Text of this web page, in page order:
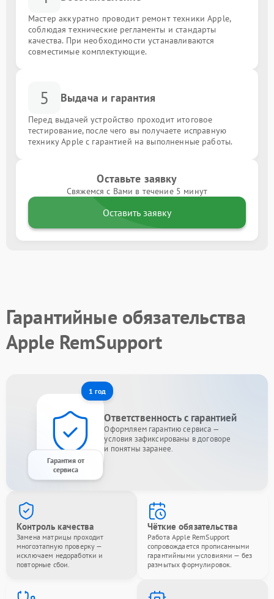
Мастер аккуратно проводит ремонт техники Apple,
соблюдая технические регламенты и стандарты
качества. При необходимости устанавливаются
совместимые комплектующие.
5 Выдача и гарантия
Перед выдачей устройство проходит итоговое
тестирование, после чего вы получаете исправную
технику Apple с гарантией на выполненные работы.
Оставьте заявку
Свяжемся с Вами в течение 5 минут
Оставить заявку
Гарантийные обязательства
Apple RemSupport
1 год
Гарантия от
сервиса
Ответственность с гарантией
Оформляем гарантию сервиса —
условия зафиксированы в договоре
и понятны заранее.
Контроль качества
Замена матрицы проходит
многоэтапную проверку —
исключаем недоработки и
повторные сбои.
Чёткие обязательства
Работа Apple RemSupport
сопровождается прописанными
гарантийными условиями — без
размытых формулировок.